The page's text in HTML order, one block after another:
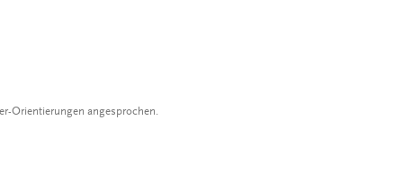
Orientierungen angesprochen.